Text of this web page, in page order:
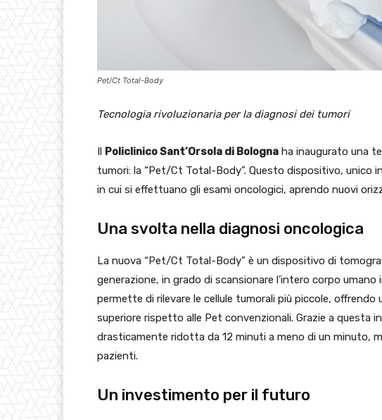
Pet/Ct Total-Body
Tecnologia rivoluzionaria per la diagnosi dei tumori
Il Policlinico Sant’Orsola di Bologna ha inaugurato una
tumori: la “Pet/Ct Total-Body”. Questo dispositivo, unico
in cui si effettuano gli esami oncologici, aprendo nuovi
Una svolta nella diagnosi oncologica
La nuova “Pet/Ct Total-Body” è un dispositivo di
generazione, in grado di scansionare l’intero corpo umano
permette di rilevare le cellule tumorali più piccole, offrendo
superiore rispetto alle Pet convenzionali. Grazie a questa
drasticamente ridotta da 12 minuti a meno di un minuto,
pazienti.
Un investimento per il futuro